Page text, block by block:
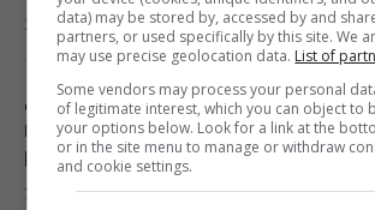
20:45 четверг, 06 августа 2026
Добраться на "ноль"
практически невозможной
Business Insider
20:18 четверг, 06 августа 2026
data) may be stored by, accessed by and
partners, or used specifically by this site. We
may use precise geolocation data. List of
Some vendors may process your personal
of legitimate interest, which you can object to
your options below. Look for a link at the
or in the site menu to manage or withdraw
and cookie settings.